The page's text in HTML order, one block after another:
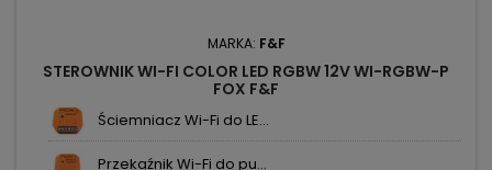
MARKA: F&F
STEROWNIK WI-FI COLOR LED RGBW 12V WI-RGBW-P
FOX F&F
Ściemniacz Wi-Fi do LE...
Przekaźnik Wi-Fi do pu...